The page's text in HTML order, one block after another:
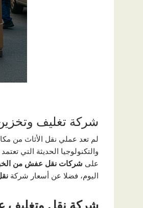
شركة تغليف
لم تعد عملي نقل الأثاث من
والتكنولوجيا الحديثة التي
على شركات نقل عفش من
اليوم، فضلا عن أسعار شركة